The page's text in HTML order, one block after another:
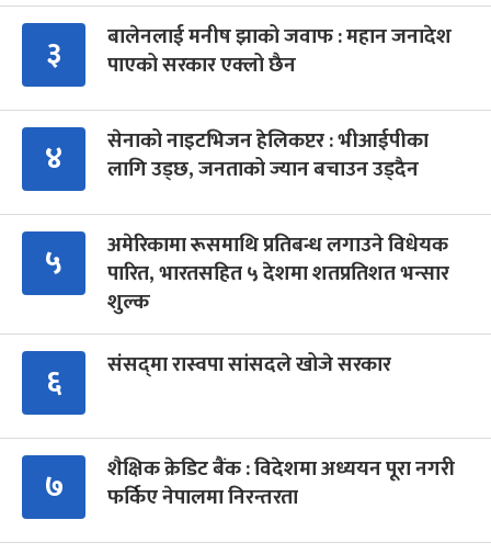
३
बालेनलाई मनीष झाको जवाफ : महान जनादेश
पाएको सरकार एक्लो छैन
४
सेनाको नाइटभिजन हेलिकप्टर : भीआईपीका
लागि उड्छ, जनताको ज्यान बचाउन उड्दैन
५
अमेरिकामा रूसमाथि प्रतिबन्ध लगाउने विधेयक
पारित, भारतसहित ५ देशमा शतप्रतिशत भन्सार
शुल्क
६ संसद्‍मा रास्वपा सांसदले खोजे सरकार
७
शैक्षिक क्रेडिट बैंक : विदेशमा अध्ययन पूरा नगरी
फर्किए नेपालमा निरन्तरता